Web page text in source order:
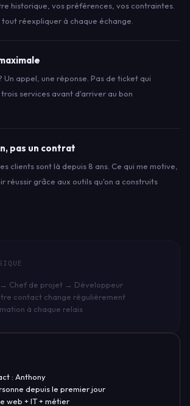
historique, vos préférences, vos contraintes.
tout réexpliquer à chaque échange.
Un appel, une réponse. Pas de ticket qui
services avant d'arriver au bon
pas un contrat
clients sont là depuis 8 ans. Ce qui me motive,
réussir grâce aux outils qu'on a construits
Chef de projet → Développeur
contact change régulièrement
à chaque relais
: Anthony
depuis le premier jour
web + IT + métier